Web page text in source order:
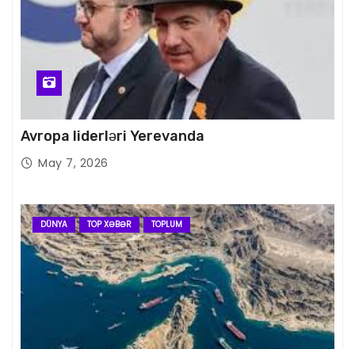
Avropa liderləri Yerevanda
May 7, 2026
DÜNYA TOP XƏBƏR TOPLUM